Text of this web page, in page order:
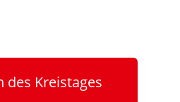
des Kreistages